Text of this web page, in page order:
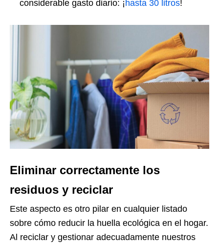
considerable gasto diario: ¡ hasta 30 litros!
Eliminar correctamente los
residuos y reciclar
Este aspecto es otro pilar en cualquier listado
sobre cómo reducir la huella ecológica en el hogar.
Al reciclar y gestionar adecuadamente nuestros